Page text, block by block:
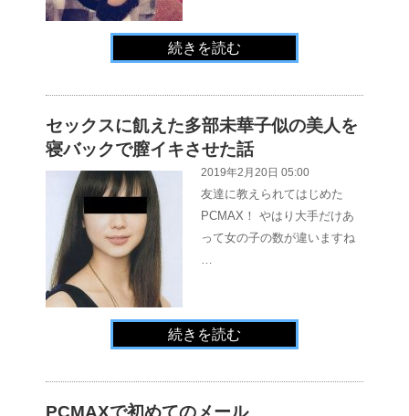
続きを読む
セックスに飢えた多部未華子似の美人を
寝バックで膣イキさせた話
2019年2月20日 05:00
友達に教えられてはじめた
PCMAX！ やはり大手だけあ
って女の子の数が違いますね
続きを読む
PCMAXで初めてのメール